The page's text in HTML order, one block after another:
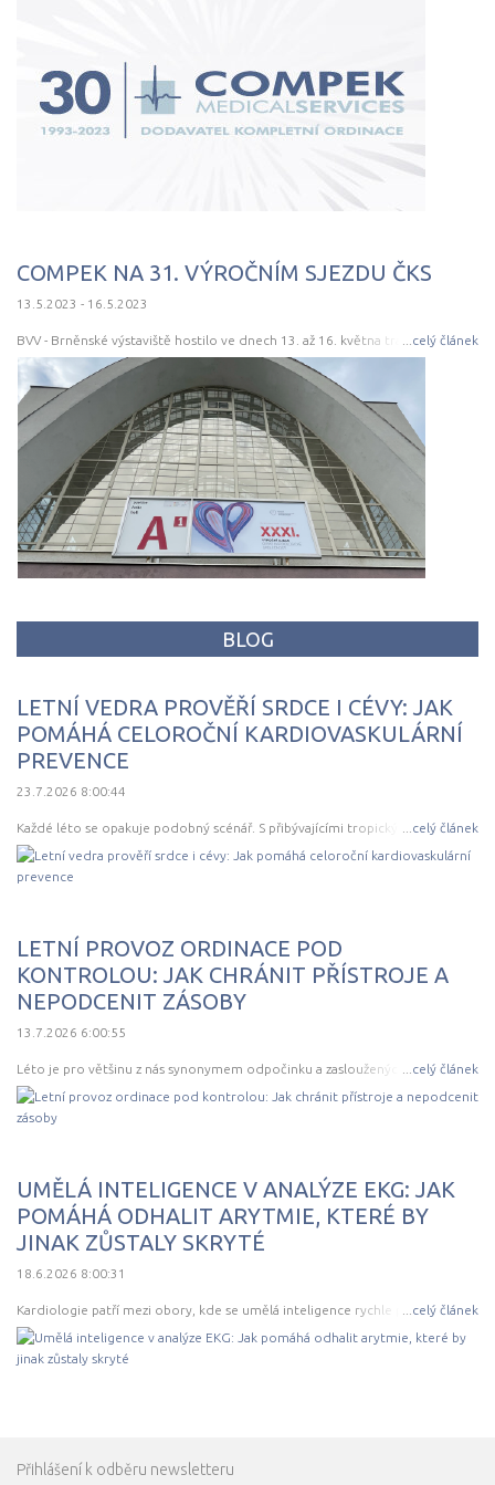
COMPEK NA 31. VÝROČNÍM SJEZDU ČKS
13.5.2023 - 16.5.2023
BVV - Brněnské výstaviště hostilo ve dnech 13. až 16. května tradiční, již 31.
výroční sjezd ČKS (Česká kardiologická společnost).
celý článek
BLOG
LETNÍ VEDRA PROVĚŘÍ SRDCE I CÉVY: JAK
POMÁHÁ CELOROČNÍ KARDIOVASKULÁRNÍ
PREVENCE
23.7.2026 8:00:44
Každé léto se opakuje podobný scénář. S přibývajícími tropickými dny se
zvyšuje počet pacientů, kteří vyhledají lékařskou pomoc kvůli kolapsům,
celý článek
LETNÍ PROVOZ ORDINACE POD
KONTROLOU: JAK CHRÁNIT PŘÍSTROJE A
NEPODCENIT ZÁSOBY
13.7.2026 6:00:55
Léto je pro většinu z nás synonymem odpočinku a zasloužených
dovolených. V ambulancích se však provoz nezastavuje a vysoké letní
celý článek
UMĚLÁ INTELIGENCE V ANALÝZE EKG: JAK
POMÁHÁ ODHALIT ARYTMIE, KTERÉ BY
JINAK ZŮSTALY SKRYTÉ
18.6.2026 8:00:31
Kardiologie patří mezi obory, kde se umělá inteligence rychle prosazuje.
Důvod je jednoduchý – pracuje se tu s velkým množstvím jasně
strukturovaných
celý článek
Přihlášení k odběru newsletteru